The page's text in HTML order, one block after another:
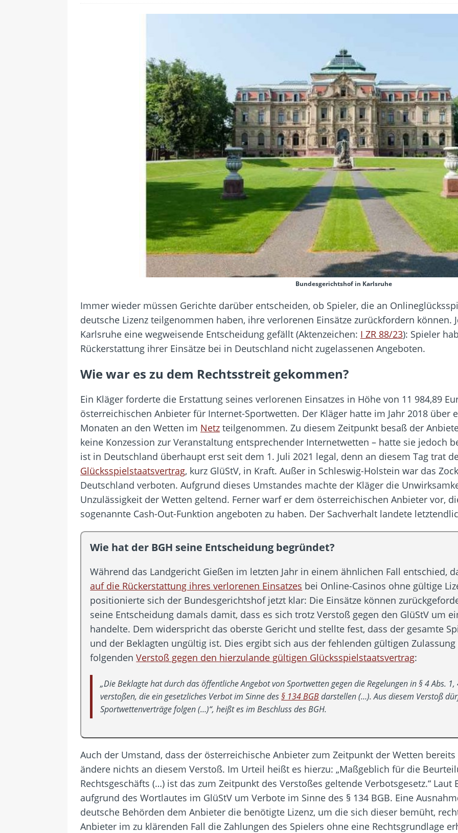
BKA zerschlägt weltweit aktive Phishing-Plattform „Kratos“ – Hunderttausende Opfer
betroffen
[ 5. August 2026 ] Wahlfreiheit der Verbraucher gestärkt – Gerichtsurteil zu Apple
Bundesgerichtshof in Karlsruhe
Immer wieder müssen Gerichte darüber entscheiden, ob Spieler, die an
deutsche Lizenz teilgenommen haben, ihre verlorenen Einsätze zurückfordern können.
Karlsruhe eine wegweisende Entscheidung gefällt (Aktenzeichen: I ZR 88/23): Spieler
Rückerstattung ihrer Einsätze bei in Deutschland nicht zugelassenen Angeboten.
Wie war es zu dem Rechtsstreit gekommen?
Ein Kläger forderte die Erstattung seines verlorenen Einsatzes in Höhe von 11 984,89
österreichischen Anbieter für Internet-Sportwetten. Der Kläger hatte im Jahr 2018 über
Monaten an den Wetten im Netz teilgenommen. Zu diesem Zeitpunkt besaß der
keine Konzession zur Veranstaltung entsprechender Internetwetten – hatte sie jedoch
ist in Deutschland überhaupt erst seit dem 1. Juli 2021 legal, denn an diesem Tag trat
Glücksspielstaatsvertrag, kurz GlüStV, in Kraft. Außer in Schleswig-Holstein war das
Deutschland verboten. Aufgrund dieses Umstandes machte der Kläger die
Unzulässigkeit der Wetten geltend. Ferner warf er dem österreichischen Anbieter vor,
sogenannte Cash-Out-Funktion angeboten zu haben. Der Sachverhalt landete
Wie hat der BGH seine Entscheidung begründet?
Während das Landgericht Gießen im letzten Jahr in einem ähnlichen Fall entschied,
auf die Rückerstattung ihres verlorenen Einsatzes bei Online-Casinos ohne gültige
positionierte sich der Bundesgerichtshof jetzt klar: Die Einsätze können
seine Entscheidung damals damit, dass es sich trotz Verstoß gegen den GlüStV um
handelte. Dem widerspricht das oberste Gericht und stellte fest, dass der gesamte
und der Beklagten ungültig ist. Dies ergibt sich aus der fehlenden gültigen
folgendenVerstoß gegen den hierzulande gültigen Glücksspielstaatsvertrag:
„Die Beklagte hat durch das öffentliche Angebot von Sportwetten gegen die Regelungen in § 4 Abs.
verstoßen, die ein gesetzliches Verbot im Sinne des§ 134 BGBdarstellen (…). Aus diesem Verstoß
Sportwettenverträge folgen (…)“, heißt es im Beschluss des BGH.
Auch der Umstand, dass der österreichische Anbieter zum Zeitpunkt der Wetten
ändere nichts an diesem Verstoß. Im Urteil heißt es hierzu: „Maßgeblich für die
Rechtsgeschäfts (…) ist das zum Zeitpunkt des Verstoßes geltende Verbotsgesetz.“
aufgrund des Wortlautes im GlüStV um Verbote im Sinne des § 134 BGB. Eine
deutsche Behörden dem Anbieter die benötigte Lizenz, um die sich dieser bemüht,
Anbieter im zu klärenden Fall die Zahlungen des Spielers ohne eine Rechtsgrundlage